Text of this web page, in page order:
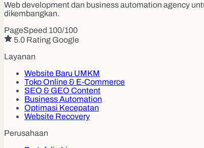
Web development dan business automation agency
dikembangkan.
PageSpeed 100/100
5.0 Rating Google
Layanan
Website Baru UMKM
Toko Online & E-Commerce
SEO & GEO Content
Business Automation
Optimasi Kecepatan
Website Recovery
Perusahaan